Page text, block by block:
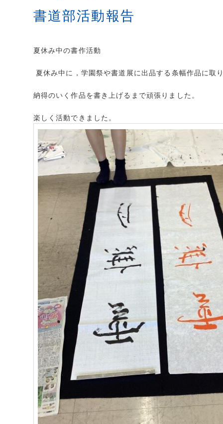
書道部活動報告
夏休み中の書作活動
夏休み中に，学園祭や書道展に出品する条幅作品に取
納得のいく作品を書き上げるまで頑張りました。
楽しく活動できました。